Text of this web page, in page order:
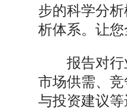
步的科学分
析体系。让
报告对行业
市场供需、
与投资建议